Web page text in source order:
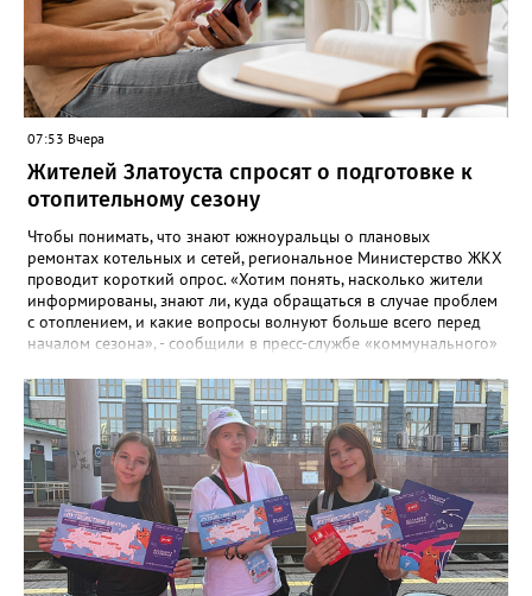
07:53 Вчера
Жителей Златоуста спросят о подготовке к
отопительному сезону
Чтобы понимать, что знают южноуральцы о плановых
ремонтах котельных и сетей, региональное Министерство ЖКХ
проводит короткий опрос. «Хотим понять, насколько жители
информированы, знают ли, куда обращаться в случае проблем
с отоплением, и какие вопросы волнуют больше всего перед
началом сезона», - сообщили в пресс-службе «коммунального»
6 вопросов. Южноуральцам, например, предлагают поделиться
опасениями, мучающими их накануне зимы. Среди вариантов:
своевременное начало отопительного сезона, температура в
квартире, возможные аварии и перебои, размер платы за
отопление. А также поставить оценку работе управляющей
компании – в диапазоне от «Безусловно хорошо» до
«Безусловно плохо». «Опрос займет всего пару минут, но ваши
ответы помогут обратить внимание на темы, которые
действительно важны для людей», - утверждают в
министерстве.